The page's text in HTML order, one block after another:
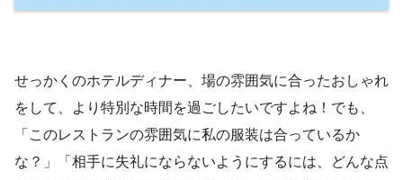
せっかくのホテルディナー、場の雰囲気に合ったおしゃれ
をして、より特別な時間を過ごしたいですよね！でも、
「このレストランの雰囲気に私の服装は合っているか
な？」「相手に失礼にならないようにするには、どんな点